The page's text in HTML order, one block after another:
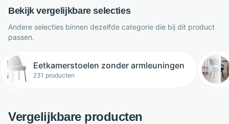
Bekijk vergelijkbare selecties
Andere selecties binnen dezelfde categorie die bij dit product
passen.
Eetkamerstoelen zonder armleuningen
231 producten
Vergelijkbare producten